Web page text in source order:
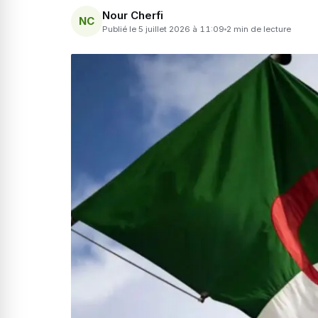
NC Nour Cherfi
Publié le 5 juillet 2026 à 11:09 2 min de lecture